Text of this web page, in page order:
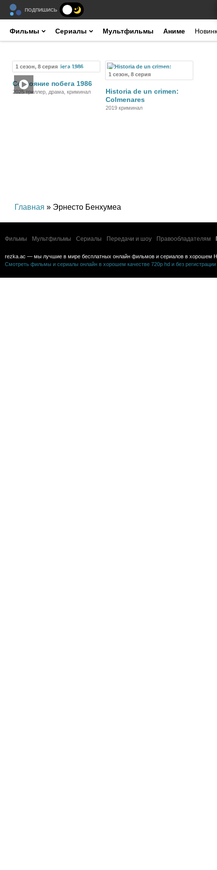
ПОДПИШИСЬ
Фильмы Сериалы Мультфильмы Аниме
1 сезон, 8 серия Сериал
Состояние побега 1986
2025 триллер, драма, криминал
1 сезон, 8 серия
Сериал
Historia de un crimen:
Colmenares
2019 криминал
Главная » Эрнесто Бенхумеа
Фильмы Мультфильмы Сериалы Передачи и шоу Правообладателям
rezka.ac — мы лучшие в мире бесплатных онлайн фильмов и сериалов в хорошем
Смотреть фильмы и сериалы онлайн в хорошем качестве 720p hd и без